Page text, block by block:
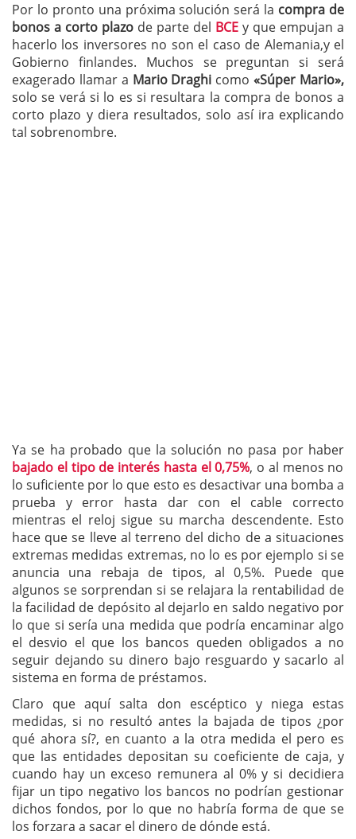
Por lo pronto una próxima solución será la compra de
bonos a corto plazo de parte del BCE y que empujan a
hacerlo los inversores no son el caso de Alemania,y el
Gobierno finlandes. Muchos se preguntan si será
exagerado llamar a Mario Draghi como«Súper Mario»,
solo se verá si lo es si resultara la compra de bonos a
corto plazo y diera resultados, solo así ira explicando
tal sobrenombre.
Ya se ha probado que la solución no pasa por haber
bajado el tipo de interés hasta el 0,75%, o al menos no
lo suficiente por lo que esto es desactivar una bomba a
prueba y error hasta dar con el cable correcto
mientras el reloj sigue su marcha descendente. Esto
hace que se lleve al terreno del dicho de a situaciones
extremas medidas extremas, no lo es por ejemplo si se
anuncia una rebaja de tipos, al 0,5%. Puede que
algunos se sorprendan si se relajara la rentabilidad de
la facilidad de depósito al dejarlo en saldo negativo por
lo que si sería una medida que podría encaminar algo
el desvio el que los bancos queden obligados a no
seguir dejando su dinero bajo resguardo y sacarlo al
sistema en forma de préstamos.
Claro que aquí salta don escéptico y niega estas
medidas, si no resultó antes la bajada de tipos ¿por
qué ahora sí?, en cuanto a la otra medida el pero es
que las entidades depositan su coeficiente de caja, y
cuando hay un exceso remunera al 0% y si decidiera
fijar un tipo negativo los bancos no podrían gestionar
dichos fondos, por lo que no habría forma de que se
los forzara a sacar el dinero de dónde está.